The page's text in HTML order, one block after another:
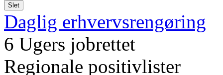
Slet
Daglig erhvervsrengøring
6 Ugers jobrettet
Regionale positivlister